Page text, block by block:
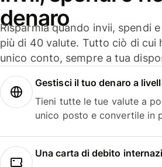
denaro
Risparmia quando invii, spendi
più di 40 valute. Tutto ciò di cui
unico conto, sempre a tua
Gestisci il tuo denaro a
Tieni tutte le tue valute a
unico posto e convertile in
Una carta di debito